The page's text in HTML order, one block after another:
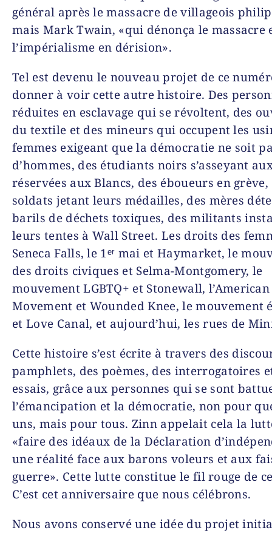
général après le massacre de villageois
mais Mark Twain, «qui dénonça le massacre
l’impérialisme en dérision».
Tel est devenu le nouveau projet de ce
donner à voir cette autre histoire. Des
réduites en esclavage qui se révoltent, des
du textile et des mineurs qui occupent les
femmes exigeant que la démocratie ne soit
d’hommes, des étudiants noirs s’asseyant
réservées aux Blancs, des éboueurs en grève,
soldats jetant leurs médailles, des mères
barils de déchets toxiques, des militants
leurs tentes à Wall Street. Les droits des
Seneca Falls, le 1ᵉʳ mai et Haymarket, le
des droits civiques et Selma-Montgomery, le
mouvement LGBTQ+ et Stonewall, l’
Movement et Wounded Knee, le mouvement
et Love Canal, et aujourd’hui, les rues de
Cette histoire s’est écrite à travers des
pamphlets, des poèmes, des interrogatoires
essais, grâce aux personnes qui se sont
l’émancipation et la démocratie, non pour
uns, mais pour tous. Zinn appelait cela la
«faire des idéaux de la Déclaration
une réalité face aux barons voleurs et aux
guerre». Cette lutte constitue le fil rouge de
C’est cet anniversaire que nous célébrons.
Nous avons conservé une idée du projet